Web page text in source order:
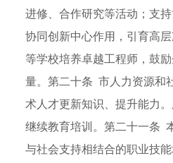
进修、合作研究等活动；支
协同创新中心作用，引育高
等学校培养卓越工程师，鼓
量。第二十条 市人力资源和
术人才更新知识、提升能力
继续教育培训。第二十一条
与社会支持相结合的职业技